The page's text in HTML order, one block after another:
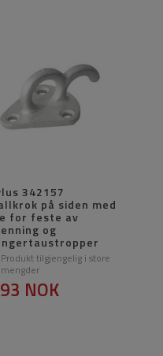
342157
på siden med
for feste av
og
Produkt tilgjengelig i store
mengder
NOK